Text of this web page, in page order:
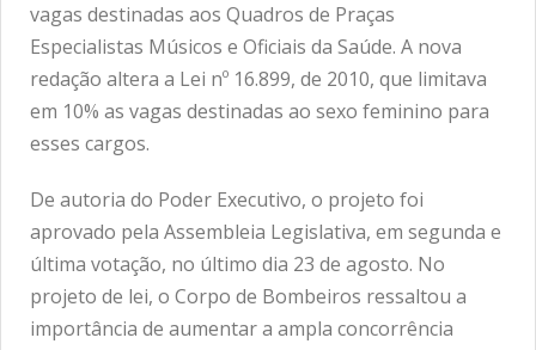
vagas destinadas aos Quadros de Praças
Especialistas Músicos e Oficiais da Saúde. A nova
redação altera a Lei nº 16.899, de 2010, que limitava
em 10% as vagas destinadas ao sexo feminino para
esses cargos.
De autoria do Poder Executivo, o projeto foi
aprovado pela Assembleia Legislativa, em segunda e
última votação, no último dia 23 de agosto. No
projeto de lei, o Corpo de Bombeiros ressaltou a
importância de aumentar a ampla concorrência